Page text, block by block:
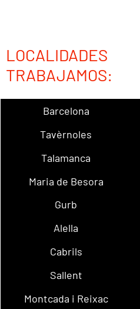
TRABAJAMOS:
Barcelona
Tavèrnoles
Talamanca
Maria de Besora
Gurb
Alella
Cabrils
Sallent
Montcada i Reixac